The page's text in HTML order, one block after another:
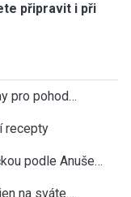
připravit i při
pro pohod…
recepty
podle Anuše…
na sváte…